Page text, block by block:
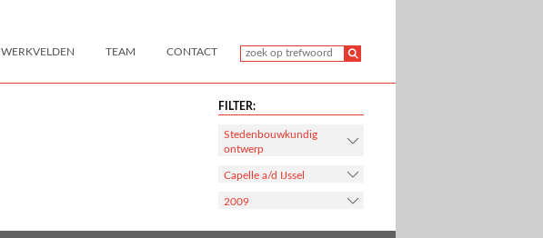
WERKVELDEN TEAM CONTACT
FILTER:
Stedenbouwkundig
ontwerp
Capelle a/d IJssel
2009